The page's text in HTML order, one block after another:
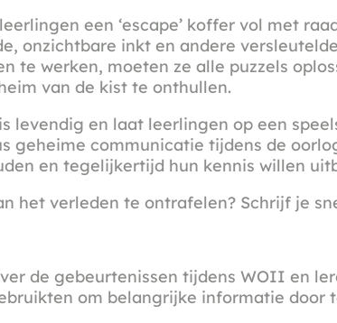
een ‘escape’ koffer vol met
onzichtbare inkt en andere
te werken, moeten ze alle puzzels
van de kist te onthullen.
levendig en laat leerlingen op een
geheime communicatie tijdens de
en tegelijkertijd hun kennis willen
het verleden te ontrafelen? Schrijf je
de gebeurtenissen tijdens WOII en
om belangrijke informatie door